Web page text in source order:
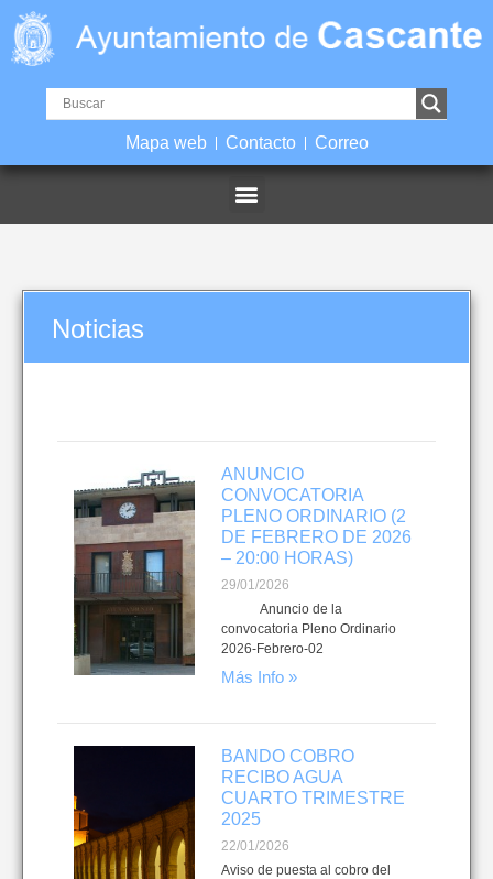
Mapa web Contacto Correo
Noticias
ANUNCIO
CONVOCATORIA
PLENO ORDINARIO (2
DE FEBRERO DE 2026
– 20:00 HORAS)
29/01/2026
Anuncio de la
convocatoria Pleno Ordinario
2026-Febrero-02
Más Info »
BANDO COBRO
RECIBO AGUA
CUARTO TRIMESTRE
2025
22/01/2026
Aviso de puesta al cobro del